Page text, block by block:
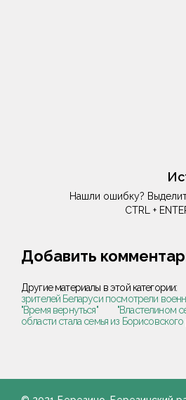
Нашли ошибку?
CTRL +
Добавить
Другие материалы в этой категории:
зрителей Беларуси посмотрели
"Время вернуться"
"Властелином
области стала семья из